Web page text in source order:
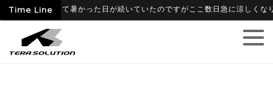
Time Line
09 6月に入って暑かった日が続いていたのですがここ数日急に涼しくな